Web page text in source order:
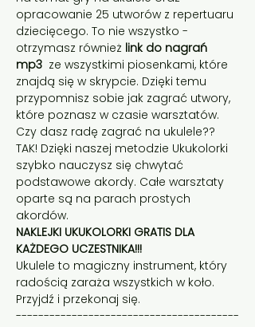
opracowanie 25 utworów z repertuaru
dziecięcego. To nie wszystko -
otrzymasz również link do nagrań
mp3 ze wszystkimi piosenkami, które
znajdą się w skrypcie. Dzięki temu
przypomnisz sobie jak zagrać utwory,
które poznasz w czasie warsztatów.
Czy dasz radę zagrać na ukulele??
TAK! Dzięki naszej metodzie Ukukolorki
szybko nauczysz się chwytać
podstawowe akordy. Całe warsztaty
oparte są na parach prostych
akordów.
NAKLEJKI UKUKOLORKI GRATIS DLA
KAŻDEGO UCZESTNIKA!!!
Ukulele to magiczny instrument, który
radością zaraża wszystkich w koło.
Przyjdź i przekonaj się.
----------------------------------------